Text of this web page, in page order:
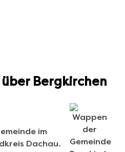
Bergkirchen
im
Dachau.